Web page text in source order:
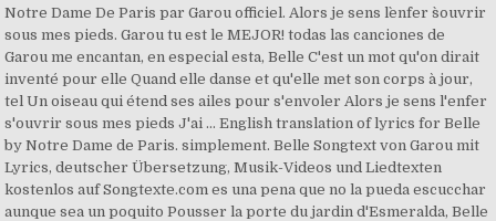
Notre Dame De Paris par Garou officiel. Alors je sens l`enfer s`ouvrir
sous mes pieds. Garou tu est le MEJOR! todas las canciones de
Garou me encantan, en especial esta, Belle C'est un mot qu'on dirait
inventé pour elle Quand elle danse et qu'elle met son corps à jour,
tel Un oiseau qui étend ses ailes pour s'envoler Alors je sens l'enfer
s'ouvrir sous mes pieds J'ai … English translation of lyrics for Belle
by Notre Dame de Paris. simplement. Belle Songtext von Garou mit
Lyrics, deutscher Übersetzung, Musik-Videos und Liedtexten
kostenlos auf Songtexte.com es una pena que no la pueda escucchar
aunque sea un poquito Pousser la porte du jardin d'Esmeralda, Belle